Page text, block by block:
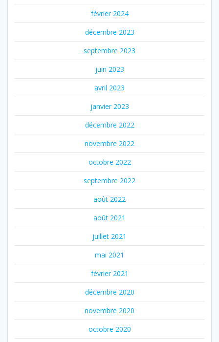
février 2024
décembre 2023
septembre 2023
juin 2023
avril 2023
janvier 2023
décembre 2022
novembre 2022
octobre 2022
septembre 2022
août 2022
août 2021
juillet 2021
mai 2021
février 2021
décembre 2020
novembre 2020
octobre 2020